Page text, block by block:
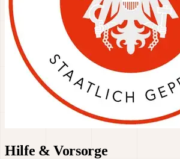
Hilfe & Vorsorge